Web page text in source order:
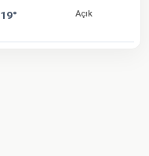
19° Açık